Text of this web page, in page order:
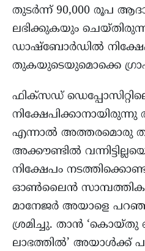
തുടർന്ന് 90,000 രൂപ
ലഭിക്കുകയും
ഡാഷ്ബോർഡിൽ
തുകയുടെയുമൊക്കെ
ഫിക്സഡ്
നിക്ഷേപിക്കാനായിരുന്നു
എന്നാൽ അത്തരമൊരു
അക്കൗണ്ടിൽ
നിക്ഷേപം
ഓൺലൈൻ സാമ്പത്തിക
മാനേജർ അയാളെ
ശ്രമിച്ചു. താൻ ‘കൊയ്തു
ലാഭത്തിൽ’ അയാൾക്ക്